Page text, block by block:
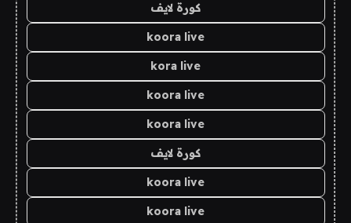
كورة لايف
koora live
kora live
koora live
koora live
كورة لايف
koora live
koora live